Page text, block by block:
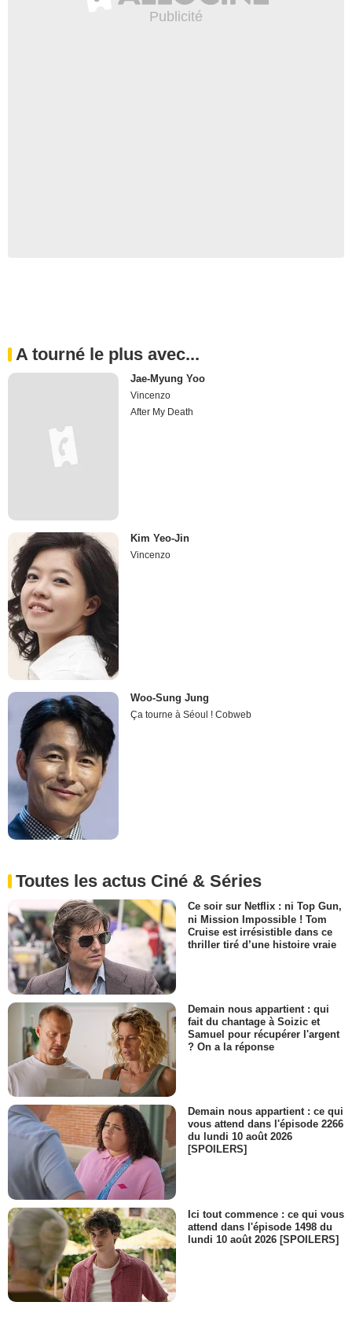
A tourné le plus avec...
Jae-Myung Yoo
Vincenzo
After My Death
Kim Yeo-Jin
Vincenzo
Woo-Sung Jung
Ça tourne à Séoul ! Cobweb
Toutes les actus Ciné & Séries
Ce soir sur Netflix : ni Top Gun,
ni Mission Impossible ! Tom
Cruise est irrésistible dans ce
thriller tiré d’une histoire vraie
Demain nous appartient : qui
fait du chantage à Soizic et
Samuel pour récupérer l'argent
? On a la réponse
Demain nous appartient : ce qui
vous attend dans l'épisode 2266
du lundi 10 août 2026
[SPOILERS]
Ici tout commence : ce qui vous
attend dans l'épisode 1498 du
lundi 10 août 2026 [SPOILERS]